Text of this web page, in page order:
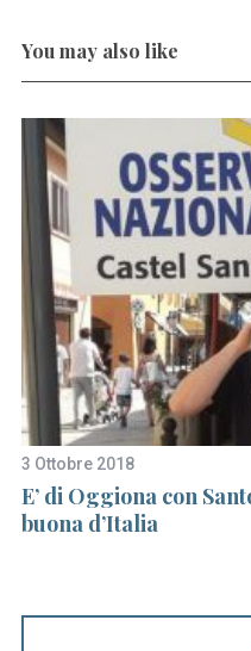
You may also like
3 Ottobre 2018
E’ di Oggiona con
buona d’Italia
S
e
a
r
c
h
r